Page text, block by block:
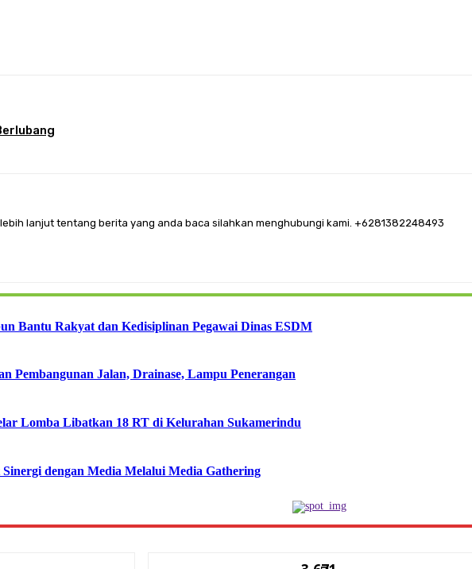
lanjut tentang berita yang anda baca silahkan menghubungi kami. +6281382248493
Bantu Rakyat dan Kedisiplinan Pegawai Dinas ESDM
Pembangunan Jalan, Drainase, Lampu Penerangan
Lomba Libatkan 18 RT di Kelurahan Sukamerindu
dengan Media Melalui Media Gathering